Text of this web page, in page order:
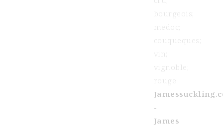
-
James